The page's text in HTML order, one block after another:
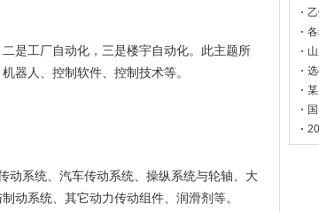
是工厂自动化，三是楼宇自动化。此主题所
器人、控制软件、控制技术等。
动系统、汽车传动系统、操纵系统与轮轴、大
动系统、其它动力传动组件、润滑剂等。